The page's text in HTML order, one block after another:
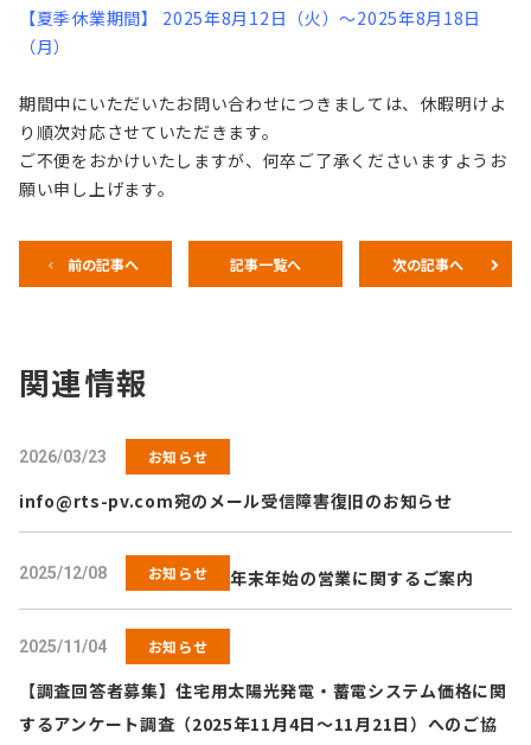
【夏季休業期間】 2025年8月12日（火）～2025年8月18日
（月）
期間中にいただいたお問い合わせにつきましては、休暇明けよ
り順次対応させていただきます。
ご不便をおかけいたしますが、何卒ご了承くださいますようお
願い申し上げます。
前の記事へ 記事一覧へ 次の記事へ
関連情報
2026/03/23 お知らせ
info@rts-pv.com宛のメール受信障害復旧のお知らせ
2025/12/08 お知らせ 年末年始の営業に関するご案内
2025/11/04 お知らせ
【調査回答者募集】住宅用太陽光発電・蓄電システム価格に関
するアンケート調査（2025年11月4日～11月21日）へのご協